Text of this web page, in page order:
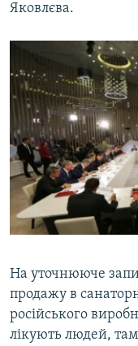
Яковлєва.
На уточнююче
продажу в
російського
лікують людей,